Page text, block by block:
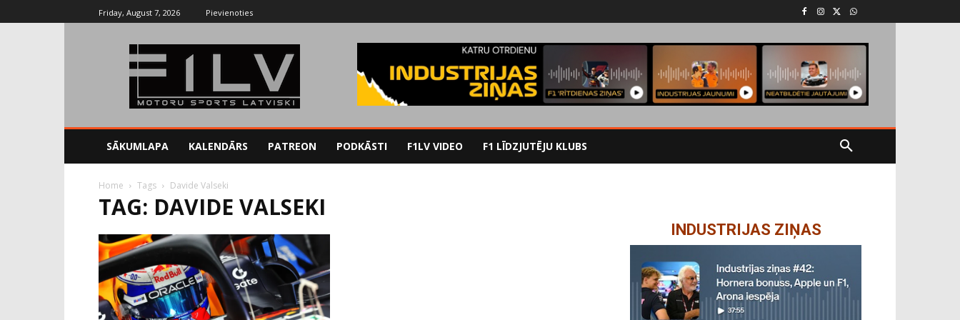
Friday, August 7, 2026 Pievienoties
SĀKUMLAPA KALENDĀRS PATREON PODKĀSTI F1LV VIDEO F1 LĪDZJUTĒJU KLUBS
Home Tags Davide Valseki
TAG: DAVIDE VALSEKI
INDUSTRIJAS ZIŅAS